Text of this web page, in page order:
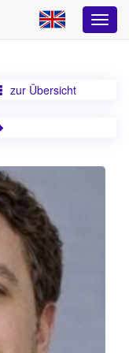
zur Übersicht